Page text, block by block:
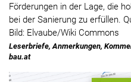
Förderungen in der Lage, die
bei der Sanierung zu erfüllen.
Bild: Elvaube/Wiki Commons
Leserbriefe, Anmerkungen,
bau.at